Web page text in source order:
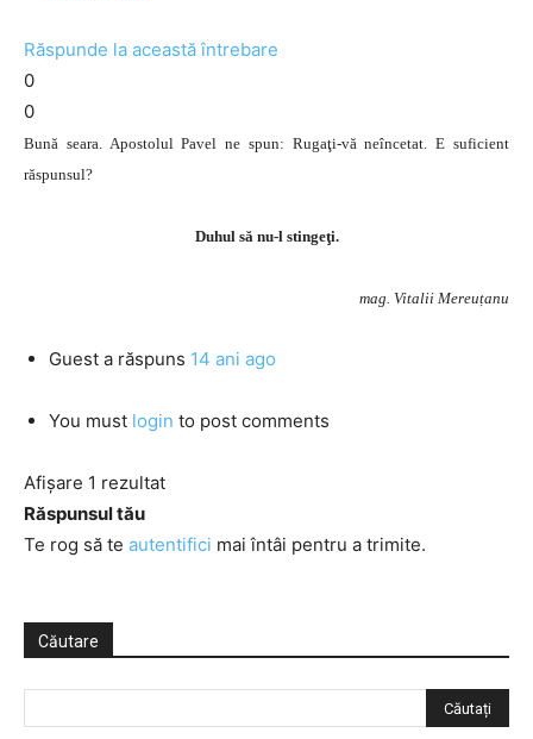
Răspunde la această întrebare
0
0
Bună seara. Apostolul Pavel ne spun: Rugaţi-vă neîncetat. E suficient
răspunsul?
Duhul să nu-l stingeţi.
mag. Vitalii Mereuțanu
Guest a răspuns 14 ani ago
You must login to post comments
Afișare 1 rezultat
Răspunsul tău
Te rog să te autentifici mai întâi pentru a trimite.
Căutare